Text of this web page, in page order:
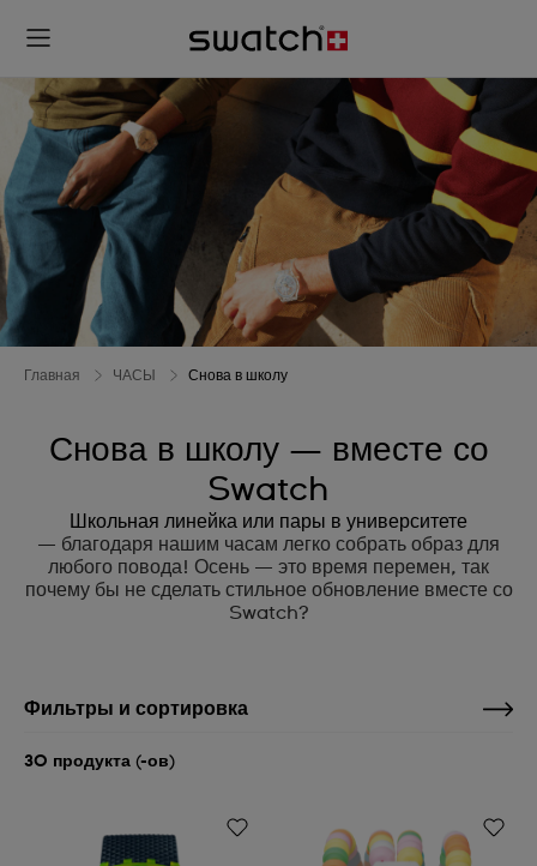
Главная ЧАСЫ Снова в школу
Снова в школу — вместе со
Swatch
Школьная линейка или пары в университете
— благодаря нашим часам легко собрать образ для
любого повода! Осень — это время перемен, так
почему бы не сделать стильное обновление вместе со
Swatch?
Фильтры и сортировка
30 продукта (-ов)